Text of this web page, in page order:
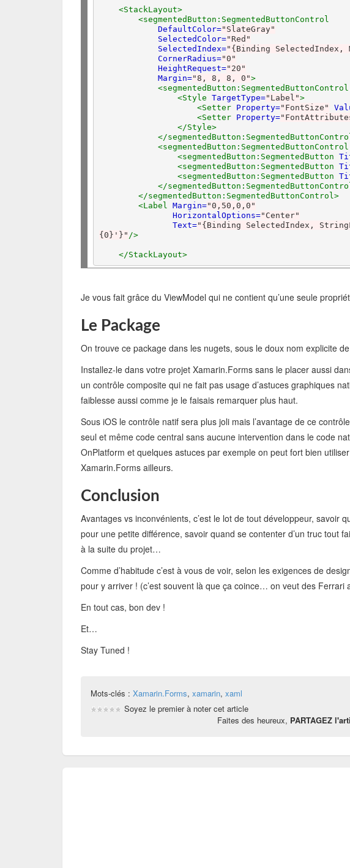
<StackLayout>
<segmentedButton:SegmentedButtonControl
DefaultColor="SlateGray"
SelectedColor="Red"
SelectedIndex="{Binding SelectedIndex,
CornerRadius="0"
HeightRequest="20"
Margin="8, 8, 8, 0">
<Style
TargetType="Label">
<Setter Property="FontSize"
<Setter Property=
</Style>
</
<segmentedButton:SegmentedButton
<segmentedButton:SegmentedButton
<segmentedButton:SegmentedButton
</
</segmentedButton:SegmentedButtonControl>
<Label
Margin="0,50,0,0"
HorizontalOptions="Center"
Text="{Binding SelectedIndex,
{0}'}" />
</StackLayout>
Je vous fait grâce du ViewModel qui ne contient qu’une seule
Le Package
On trouve ce package dans les nugets, sous le doux nom explicite
Installez-le dans votre projet Xamarin.Forms sans le placer aussi
un contrôle composite qui ne fait pas usage d’astuces graphiques
faiblesse aussi comme je le faisais remarquer plus haut.
Sous iOS le contrôle natif sera plus joli mais l’avantage de ce
seul et même code central sans aucune intervention dans le code
OnPlatform et quelques astuces par exemple on peut fort bien
Xamarin.Forms ailleurs.
Conclusion
Avantages vs inconvénients, c’est le lot de tout développeur, savoir
pour une petite différence, savoir quand se contenter d’un truc tout
à la suite du projet…
Comme d’habitude c’est à vous de voir, selon les exigences de
pour y arriver ! (c’est souvent là que ça coince… on veut des Ferrari
En tout cas, bon dev !
Et…
Stay Tuned !
Mots-clés : Xamarin.Forms, xamarin, xaml
Soyez le premier à noter cet article
Faites des heureux, PARTAGEZ